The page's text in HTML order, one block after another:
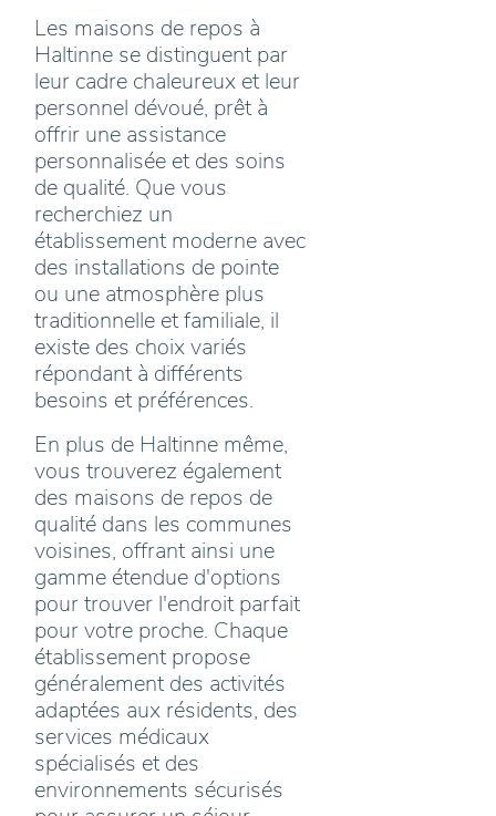
Les maisons de repos à
Haltinne se distinguent par
leur cadre chaleureux et leur
personnel dévoué, prêt à
offrir une assistance
personnalisée et des soins
de qualité. Que vous
recherchiez un
établissement moderne avec
des installations de pointe
ou une atmosphère plus
traditionnelle et familiale, il
existe des choix variés
répondant à différents
besoins et préférences.
En plus de Haltinne même,
vous trouverez également
des maisons de repos de
qualité dans les communes
voisines, offrant ainsi une
gamme étendue d'options
pour trouver l'endroit parfait
pour votre proche. Chaque
établissement propose
généralement des activités
adaptées aux résidents, des
services médicaux
spécialisés et des
environnements sécurisés